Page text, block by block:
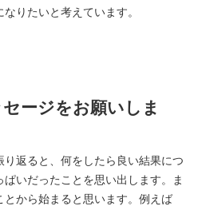
りたいと考えています。
ージをお願いしま
返ると、何をしたら良い結果につ
いだったことを思い出します。ま
から始まると思います。例えば